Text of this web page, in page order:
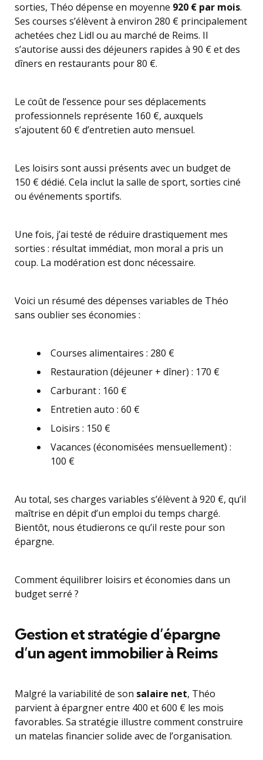
sorties, Théo dépense en moyenne 920 € par mois.
Ses courses s’élèvent à environ 280 € principalement
achetées chez Lidl ou au marché de Reims. Il
s’autorise aussi des déjeuners rapides à 90 € et des
dîners en restaurants pour 80 €.
Le coût de l’essence pour ses déplacements
professionnels représente 160 €, auxquels
s’ajoutent 60 € d’entretien auto mensuel.
Les loisirs sont aussi présents avec un budget de
150 € dédié. Cela inclut la salle de sport, sorties ciné
ou événements sportifs.
Une fois, j’ai testé de réduire drastiquement mes
sorties : résultat immédiat, mon moral a pris un
coup. La modération est donc nécessaire.
Voici un résumé des dépenses variables de Théo
sans oublier ses économies :
Courses alimentaires : 280 €
Restauration (déjeuner + dîner) : 170 €
Carburant : 160 €
Entretien auto : 60 €
Loisirs : 150 €
Vacances (économisées mensuellement) :
100 €
Au total, ses charges variables s’élèvent à 920 €, qu’il
maîtrise en dépit d’un emploi du temps chargé.
Bientôt, nous étudierons ce qu’il reste pour son
épargne.
Comment équilibrer loisirs et économies dans un
budget serré ?
Gestion et stratégie d’épargne
d’un agent immobilier à Reims
Malgré la variabilité de son salaire net, Théo
parvient à épargner entre 400 et 600 € les mois
favorables. Sa stratégie illustre comment construire
un matelas financier solide avec de l’organisation.